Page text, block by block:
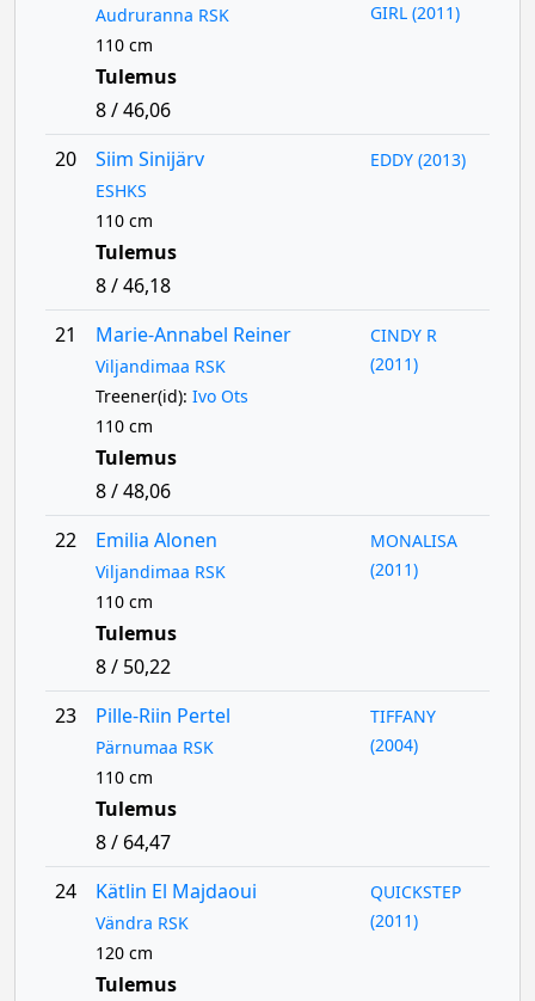
Audruranna RSK
110 cm
GIRL (2011)
Tulemus
8 / 46,06
20
Siim Sinijärv
ESHKS
110 cm
EDDY (2013)
Tulemus
8 / 46,18
21
Marie-Annabel Reiner
Viljandimaa RSK
Treener(id): Ivo Ots
110 cm
CINDY R
(2011)
Tulemus
8 / 48,06
22
Emilia Alonen
Viljandimaa RSK
110 cm
MONALISA
(2011)
Tulemus
8 / 50,22
23
Pille-Riin Pertel
Pärnumaa RSK
110 cm
TIFFANY
(2004)
Tulemus
8 / 64,47
24
Kätlin El Majdaoui
Vändra RSK
120 cm
QUICKSTEP
(2011)
Tulemus